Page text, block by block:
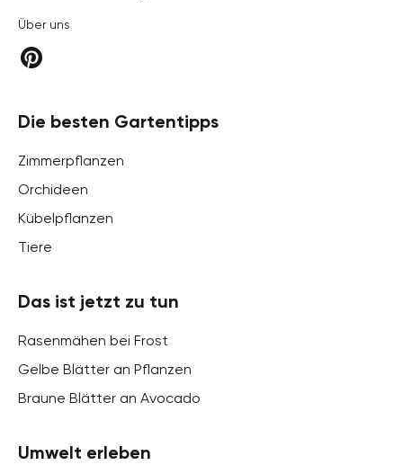
Über uns
Die besten Gartentipps
Zimmerpflanzen
Orchideen
Kübelpflanzen
Tiere
Das ist jetzt zu tun
Rasenmähen bei Frost
Gelbe Blätter an Pflanzen
Braune Blätter an Avocado
Umwelt erleben